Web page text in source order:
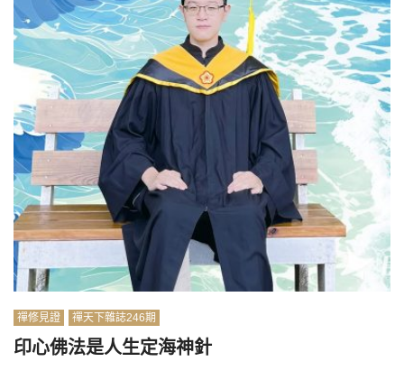
禪修見證 禪天下雜誌246期
印心佛法是人生定海神針